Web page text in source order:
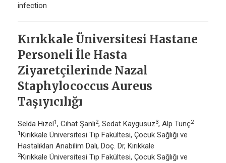
infection
Kırıkkale Üniversitesi Hastane
Personeli İle Hasta
Ziyaretçilerinde Nazal
Staphylococcus Aureus
Taşıyıcılığı
Selda Hızel1, Cihat Şanlı2, Sedat Kaygusuz3, Alp Tunç2
1Kırıkkale Üniversitesi Tıp Fakültesi, Çocuk Sağlığı ve
Hastalıkları Anabilim Dalı, Doç. Dr, Kırıkkale
2Kırıkkale Üniversitesi Tıp Fakültesi, Çocuk Sağlığı ve